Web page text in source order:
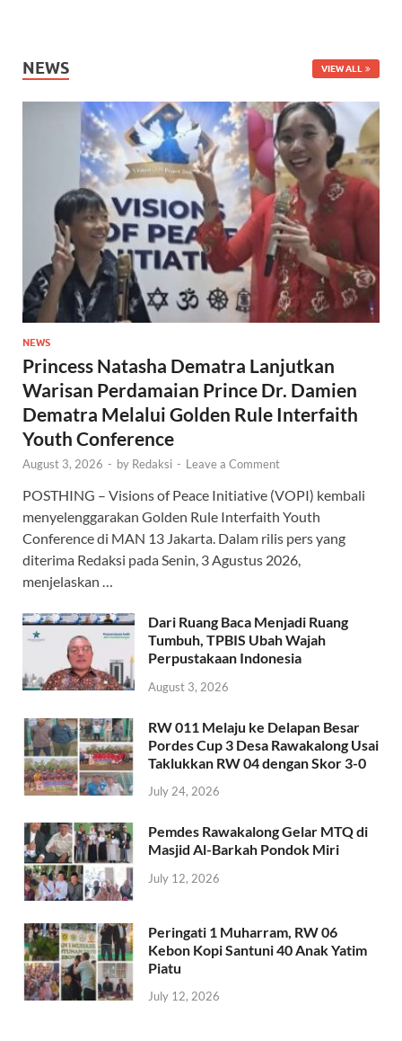
NEWS VIEW ALL
NEWS
Princess Natasha Dematra Lanjutkan
Warisan Perdamaian Prince Dr. Damien
Dematra Melalui Golden Rule Interfaith
Youth Conference
August 3, 2026 - by Redaksi - Leave a Comment
POSTHING – Visions of Peace Initiative (VOPI) kembali
menyelenggarakan Golden Rule Interfaith Youth
Conference di MAN 13 Jakarta. Dalam rilis pers yang
diterima Redaksi pada Senin, 3 Agustus 2026,
menjelaskan …
Dari Ruang Baca Menjadi Ruang
Tumbuh, TPBIS Ubah Wajah
Perpustakaan Indonesia
August 3, 2026
RW 011 Melaju ke Delapan Besar
Pordes Cup 3 Desa Rawakalong Usai
Taklukkan RW 04 dengan Skor 3-0
July 24, 2026
Pemdes Rawakalong Gelar MTQ di
Masjid Al-Barkah Pondok Miri
July 12, 2026
Peringati 1 Muharram, RW 06
Kebon Kopi Santuni 40 Anak Yatim
Piatu
July 12, 2026